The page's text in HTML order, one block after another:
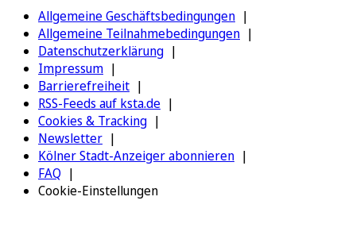
Allgemeine Geschäftsbedingungen
Allgemeine Teilnahmebedingungen
Datenschutzerklärung
Impressum
Barrierefreiheit
RSS-Feeds auf ksta.de
Cookies & Tracking
Newsletter
Kölner Stadt-Anzeiger abonnieren
FAQ
Cookie-Einstellungen